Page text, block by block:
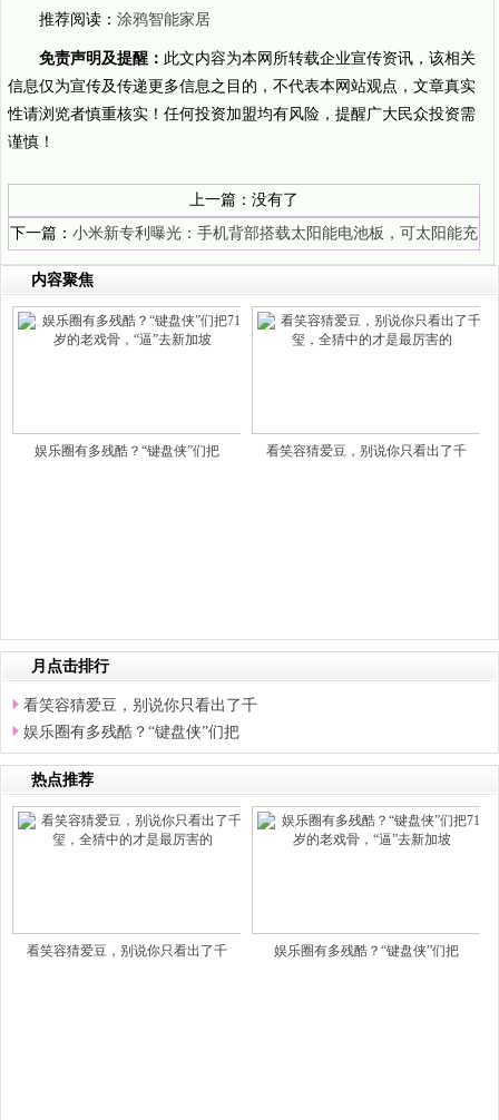
推荐阅读： 涂鸦智能家居
免责声明及提醒： 此文内容为本网所转载企业宣传资讯，该相关
信息仅为宣传及传递更多信息之目的，不代表本网站观点，文章真实
性请浏览者慎重核实！任何投资加盟均有风险，提醒广大民众投资需
谨慎！
上一篇：没有了
下一篇： 小米新专利曝光：手机背部搭载太阳能电池板，可太阳能充
电
内容聚焦
娱乐圈有多残酷？“键盘侠”们把 看笑容猜爱豆，别说你只看出了千
月点击排行
看笑容猜爱豆，别说你只看出了千
娱乐圈有多残酷？“键盘侠”们把
热点推荐
看笑容猜爱豆，别说你只看出了千 娱乐圈有多残酷？“键盘侠”们把